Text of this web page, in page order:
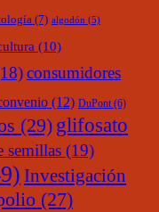
(7) algodón (5)
(10)
consumidores
(12) DuPont (6)
(29) glifosato
semillas (19)
Investigación
(27)